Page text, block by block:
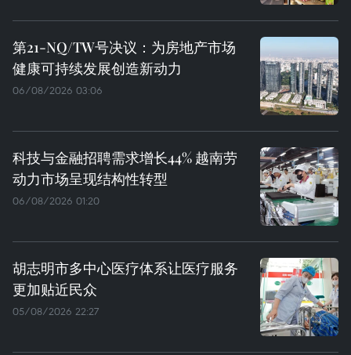
第21-NQ/TW号决议：为房地产市场
健康可持续发展创造新动力
06/08/2026 03:06
科技与金融招聘需求增长44% 越南劳
动力市场呈现结构性转型
06/08/2026 01:20
胡志明市多中心医疗体系让医疗服务
更加贴近民众
05/08/2026 22:27